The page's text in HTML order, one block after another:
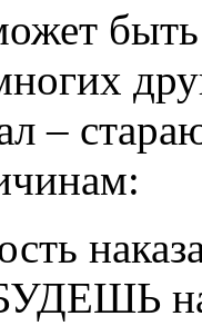
–